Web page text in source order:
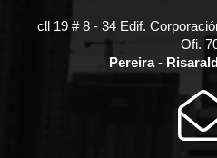
cll 19 # 8 - 34 Edif.
Ofi.
Pereira -